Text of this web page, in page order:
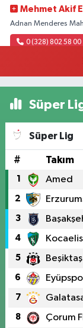
Mehmet Akif
Adnan Menderes
0 (328) 802 58 00
Süper
Süper Lig
# Takım
1 Amed
2
3
4
5 Beşiktaş
6
7
8 Çorum